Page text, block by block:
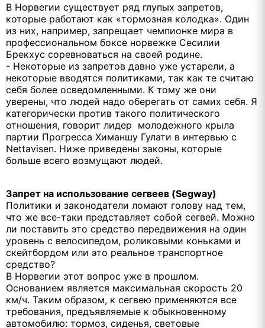
В Норвегии существует ряд глупых запретов,
которые работают как «тормозная колодка». Один
из них, например, запрещает чемпионке мира в
профессиональном боксе норвежке Сесилии
Брекхус соревноваться на своей родине.
- Некоторые из запретов давно уже устарели, а
некоторые вводятся политиками, так как те считаю
себя более осведомленными. К тому же они
уверены, что людей надо оберегать от самих себя. Я
категорически против такого политического
отношения, говорит лидер молодежного крыла
партии Прогресса Химаншу Гулати в интервью с
Nettavisen. Ниже приведены законы, которые
больше всего возмущают людей.
Запрет на использование сегвеев (Segway)
Политики и законодатели ломают голову над тем,
что же все-таки представляет собой сегвей. Можно
ли поставить это средство передвижения на один
уровень с велосипедом, роликовыми коньками и
скейтбордом или это реальное транспортное
средство?
В Норвегии этот вопрос уже в прошлом.
Основанием является максимальная скорость 20
км/ч. Таким образом, к сегвею применяются все
требования, предъявляемые к обыкновенному
автомобилю: тормоз, сиденья, световые